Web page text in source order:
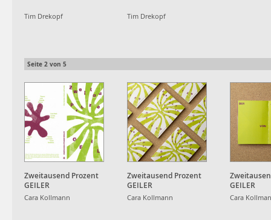
Tim Drekopf Tim Drekopf
Seite 2 von 5
Zweitausend Prozent
GEILER
Cara Kollmann
Zweitausend Prozent
GEILER
Cara Kollmann
GEILER
Cara